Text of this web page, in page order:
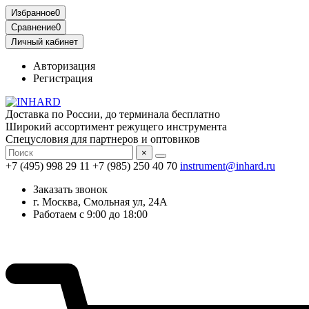
Избранное0
Сравнение0
Личный кабинет
Авторизация
Регистрация
Доставка по России, до терминала бесплатно
Широкий ассортимент режущего инструмента
Спецусловия для партнеров и оптовиков
×
+7 (495) 998 29 11 +7 (985) 250 40 70 instrument@inhard.ru
Заказать звонок
г. Москва, Смольная ул, 24А
Работаем с 9:00 до 18:00